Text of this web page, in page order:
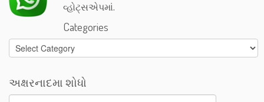
વ્હોટ્સએપમાં.
Categories
Categories
અક્ષરનાદમા શોધો